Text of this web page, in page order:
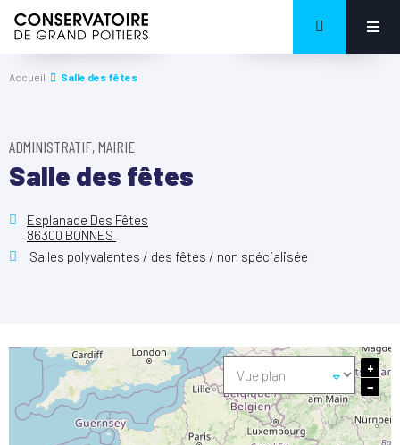
Accueil Salle des fêtes
ADMINISTRATIF, MAIRIE
Salle des fêtes
Esplanade Des Fêtes
86300 BONNES
Salles polyvalentes / des fêtes / non spécialisée
+
−